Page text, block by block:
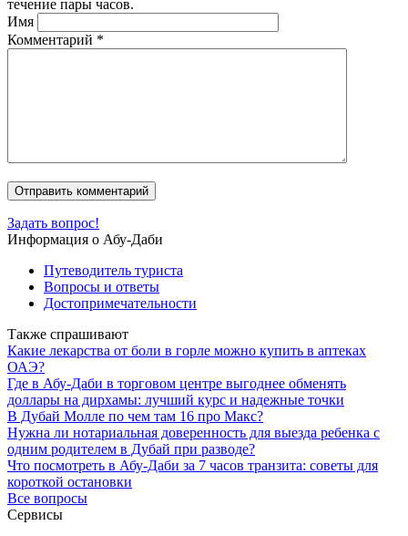
течение пары часов.
Имя
Комментарий *
Задать вопрос!
Информация о Абу-Даби
Путеводитель туриста
Вопросы и ответы
Достопримечательности
Также спрашивают
Какие лекарства от боли в горле можно купить в аптеках
ОАЭ?
Где в Абу-Даби в торговом центре выгоднее обменять
доллары на дирхамы: лучший курс и надежные точки
В Дубай Молле по чем там 16 про Макс?
Нужна ли нотариальная доверенность для выезда ребенка с
одним родителем в Дубай при разводе?
Что посмотреть в Абу-Даби за 7 часов транзита: советы для
короткой остановки
Все вопросы
Сервисы